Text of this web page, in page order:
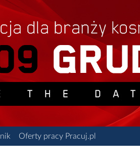
Oferty pracy Pracuj.pl